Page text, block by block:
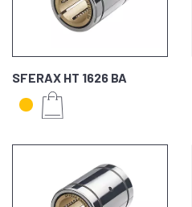
SFERAX HT 1626 BA